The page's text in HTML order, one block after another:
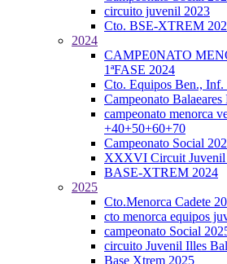
circuito juvenil 2023
Cto. BSE-XTREM
2024
CAMPE0NATO
1ªFASE 2024
Cto. Equipos Ben., Inf.
Campeonato
campeonato menorca
+40+50+60+70
Campeonato Social
XXXVI Circuit Juvenil
BASE-XTREM 2024
2025
Cto.Menorca Cadete
cto menorca equipos
campeonato Social
circuito Juvenil Illes
Base Xtrem 2025